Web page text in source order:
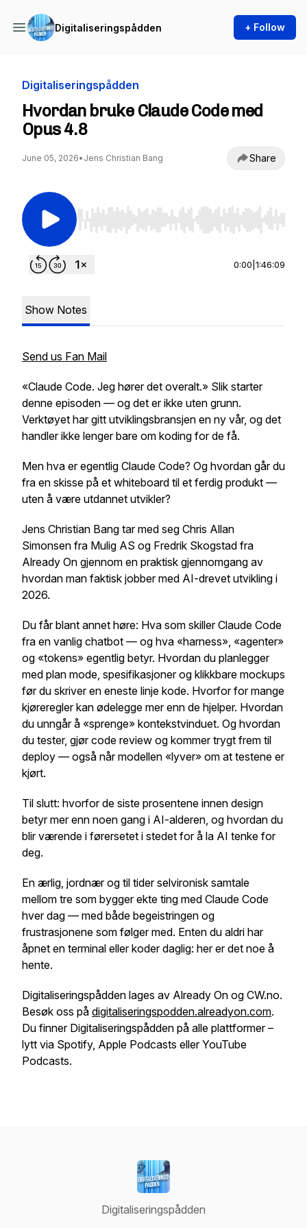
Digitaliseringspådden + Follow
Digitaliseringspådden
Hvordan bruke Claude Code med
Opus 4.8
June 05, 2026• Jens Christian Bang Share
Use Left/Right to seek, Home/End to jump to
0:00 1:46:09
Show Notes
Send us Fan Mail
«Claude Code. Jeg hører det overalt.» Slik starter
denne episoden — og det er ikke uten grunn.
Verktøyet har gitt utviklingsbransjen en ny vår, og det
handler ikke lenger bare om koding for de få.
Men hva er egentlig Claude Code? Og hvordan går du
fra en skisse på et whiteboard til et ferdig produkt —
uten å være utdannet utvikler?
Jens Christian Bang tar med seg Chris Allan
Simonsen fra Mulig AS og Fredrik Skogstad fra
Already On gjennom en praktisk gjennomgang av
hvordan man faktisk jobber med AI-drevet utvikling i
2026.
Du får blant annet høre: Hva som skiller Claude Code
fra en vanlig chatbot — og hva «harness», «agenter»
og «tokens» egentlig betyr. Hvordan du planlegger
med plan mode, spesifikasjoner og klikkbare mockups
før du skriver en eneste linje kode. Hvorfor for mange
kjøreregler kan ødelegge mer enn de hjelper. Hvordan
du unngår å «sprenge» kontekstvinduet. Og hvordan
du tester, gjør code review og kommer trygt frem til
deploy — også når modellen «lyver» om at testene er
kjørt.
Til slutt: hvorfor de siste prosentene innen design
betyr mer enn noen gang i AI-alderen, og hvordan du
blir værende i førersetet i stedet for å la AI tenke for
deg.
En ærlig, jordnær og til tider selvironisk samtale
mellom tre som bygger ekte ting med Claude Code
hver dag — med både begeistringen og
frustrasjonene som følger med. Enten du aldri har
åpnet en terminal eller koder daglig: her er det noe å
hente.
Digitaliseringspådden lages av Already On og CW.no.
Besøk oss på digitaliseringspodden.alreadyon.com.
Du finner Digitaliseringspådden på alle plattformer –
lytt via Spotify, Apple Podcasts eller YouTube
Podcasts.
Digitaliseringspådden